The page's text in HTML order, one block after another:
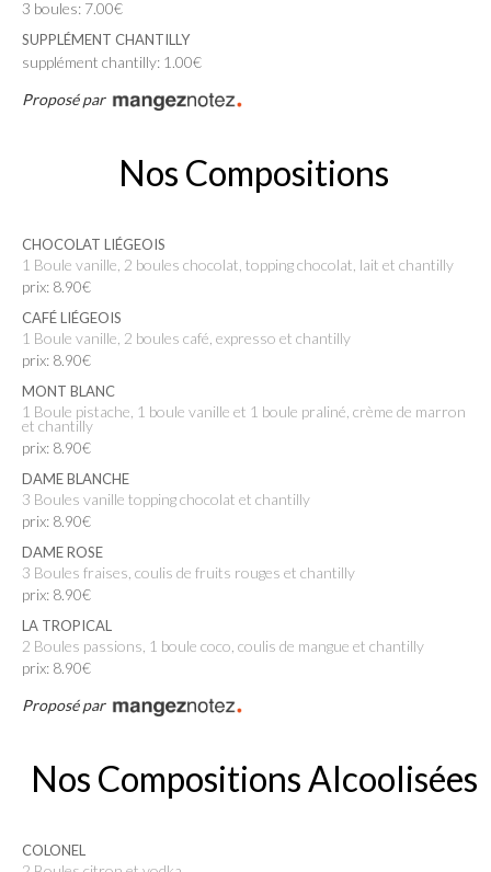
3 boules: 7.00€
SUPPLÉMENT CHANTILLY
supplément chantilly: 1.00€
Proposé par
Nos Compositions
CHOCOLAT LIÉGEOIS
1 Boule vanille, 2 boules chocolat, topping chocolat, lait et chantilly
prix: 8.90€
CAFÉ LIÉGEOIS
1 Boule vanille, 2 boules café, expresso et chantilly
prix: 8.90€
MONT BLANC
1 Boule pistache, 1 boule vanille et 1 boule praliné, crème de marron
et chantilly
prix: 8.90€
DAME BLANCHE
3 Boules vanille topping chocolat et chantilly
prix: 8.90€
DAME ROSE
3 Boules fraises, coulis de fruits rouges et chantilly
prix: 8.90€
LA TROPICAL
2 Boules passions, 1 boule coco, coulis de mangue et chantilly
prix: 8.90€
Proposé par
Nos Compositions Alcoolisées
COLONEL